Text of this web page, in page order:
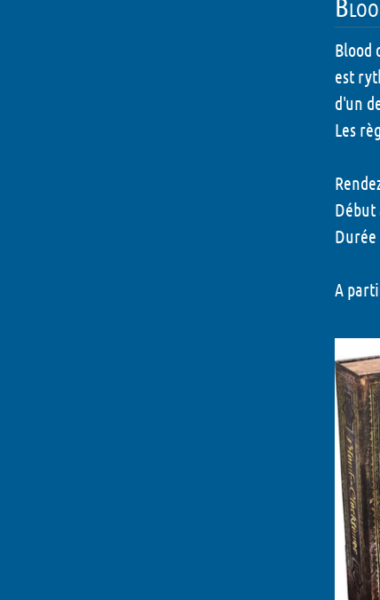
Blood
est
d'un
Les
Début
A